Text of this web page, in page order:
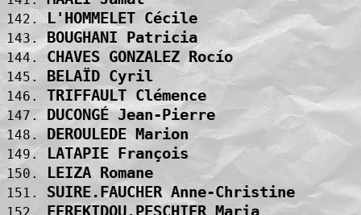
142. L'HOMMELET Cécile
143. BOUGHANI Patricia
144. CHAVES GONZALEZ Rocío
145. BELAÏD Cyril
146. TRIFFAULT Clémence
147. DUCONGÉ Jean-Pierre
148. DEROULEDE Marion
149. LATAPIE François
150. LEIZA Romane
151. SUIRE.FAUCHER Anne-
FEREKIDOU.PESCHIER Maria